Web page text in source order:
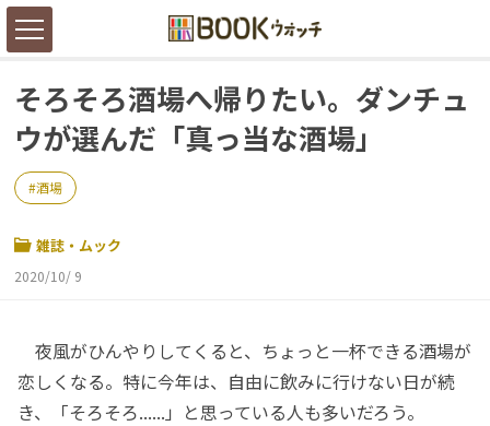
そろそろ酒場へ帰りたい。ダンチュ
ウが選んだ「真っ当な酒場」
酒場
雑誌・ムック
2020/10/ 9
夜風がひんやりしてくると、ちょっと一杯できる酒場が
恋しくなる。特に今年は、自由に飲みに行けない日が続
き、「そろそろ......」と思っている人も多いだろう。